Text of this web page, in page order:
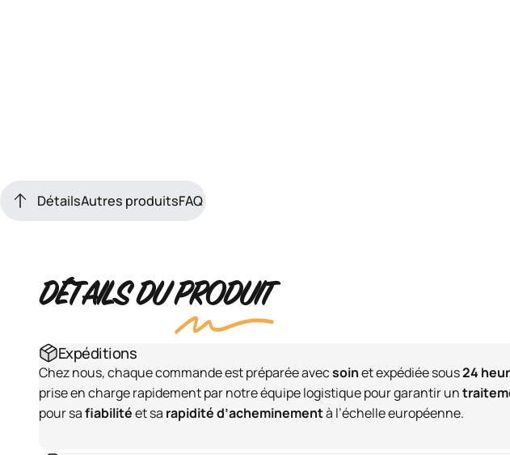
DétailsAutres produitsFAQ
DÉTAILS DUPRODUIT
Expéditions
Chez nous, chaque commande est préparée avecsoinet expédiée sous24
prise en charge rapidement par notre équipe logistique pour garantir un
pour safiabilitéet sa rapidité d’acheminementà l’échelle européenne.